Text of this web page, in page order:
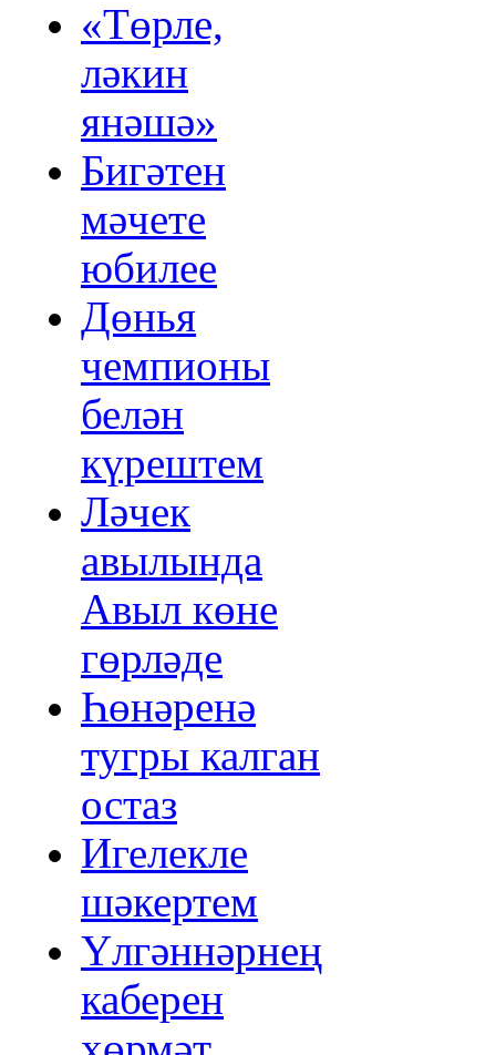
«Төрле,
ләкин
янәшә»
Бигәтен
мәчете
юбилее
Дөнья
чемпионы
белән
күрештем
Ләчек
авылында
Авыл көне
гөрләде
Һөнәренә
тугры калган
остаз
Игелекле
шәкертем
Үлгәннәрнең
каберен